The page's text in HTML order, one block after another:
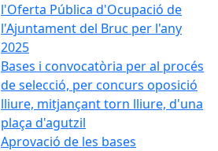
l'Oferta Pública d'Ocupació de
l'Ajuntament del Bruc per l'any
2025
Bases i convocatòria per al procés
de selecció, per concurs oposició
lliure, mitjançant torn lliure, d'una
plaça d'agutzil
Aprovació de les bases